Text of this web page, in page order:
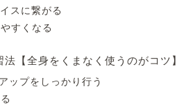
スに繋がる
すくなる
【全身をくまなく使うのがコツ】
ップをしっかり行う